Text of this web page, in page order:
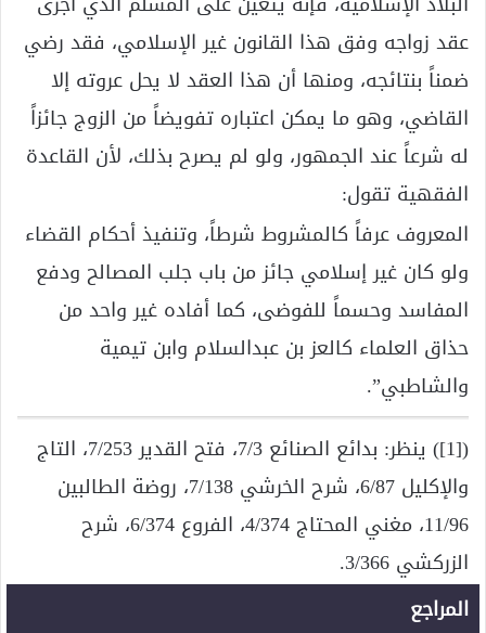
عقد زواجه وفق هذا القانون غير الإسلامي، فقد رضي
ضمناً بنتائجه، ومنها أن هذا العقد لا يحل عروته إلا
القاضي، وهو ما يمكن اعتباره تفويضاً من الزوج جائزاً
له شرعاً عند الجمهور، ولو لم يصرح بذلك، لأن القاعدة
الفقهية تقول:
المعروف عرفاً كالمشروط شرطاً، وتنفيذ أحكام القضاء
ولو كان غير إسلامي جائز من باب جلب المصالح ودفع
المفاسد وحسماً للفوضى، كما أفاده غير واحد من
حذاق العلماء كالعز بن عبدالسلام وابن تيمية
والشاطبي”.
([1]) ينظر: بدائع الصنائع 7/3، فتح القدير 7/253، التاج
والإكليل 6/87، شرح الخرشي 7/138، روضة الطالبين
11/96، مغني المحتاج 4/374، الفروع 6/374، شرح
الزركشي 3/366.
المراجع